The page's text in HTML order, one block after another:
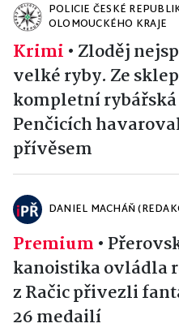
POLICIE ČESKÉ
OLOMOUCKÉHO KRAJE
Krimi • Zloděj
velké ryby. Ze
kompletní
Penčicích
přívěsem
DANIEL MACHÁŇ
Premium •
kanoistika ovládla
z Račic přivezli
26 medailí